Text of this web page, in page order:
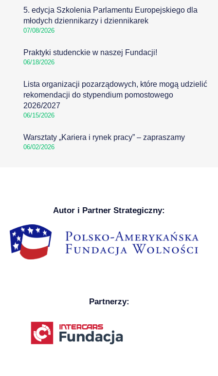
5. edycja Szkolenia Parlamentu Europejskiego dla
młodych dziennikarzy i dziennikarek
07/08/2026
Praktyki studenckie w naszej Fundacji!
06/18/2026
Lista organizacji pozarządowych, które mogą udzielić
rekomendacji do stypendium pomostowego
2026/2027
06/15/2026
Warsztaty „Kariera i rynek pracy” – zapraszamy
06/02/2026
Autor i Partner Strategiczny:
Partnerzy: